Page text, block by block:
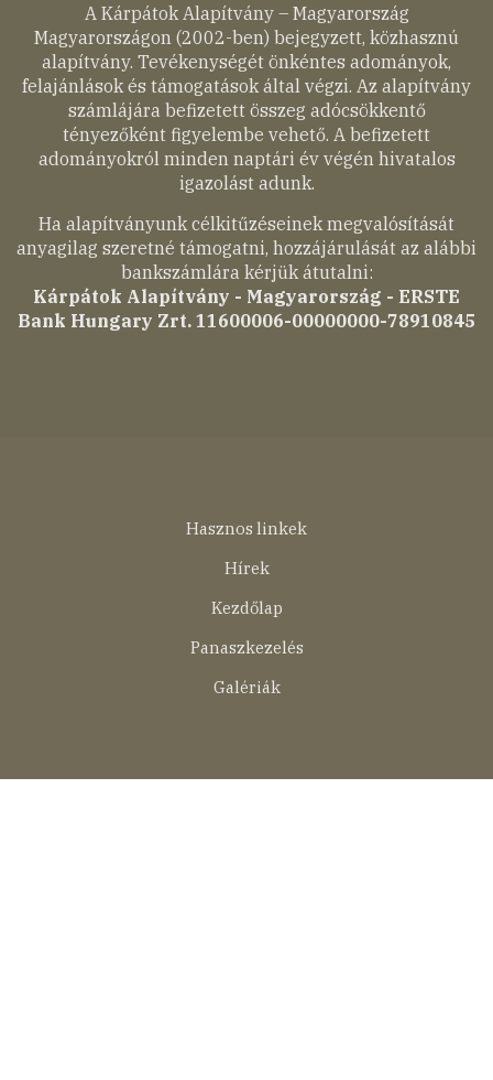
A Kárpátok Alapítvány – Magyarország
Magyarországon (2002-ben) bejegyzett, közhasznú
alapítvány. Tevékenységét önkéntes adományok,
felajánlások és támogatások által végzi. Az alapítvány
számlájára befizetett összeg adócsökkentő
tényezőként figyelembe vehető. A befizetett
adományokról minden naptári év végén hivatalos
igazolást adunk.
Ha alapítványunk célkitűzéseinek megvalósítását
anyagilag szeretné támogatni, hozzájárulását az alábbi
bankszámlára kérjük átutalni:
Kárpátok Alapítvány - Magyarország - ERSTE
Bank Hungary Zrt. 11600006-00000000-78910845
Hasznos linkek
Hírek
Kezdőlap
Panaszkezelés
Galériák